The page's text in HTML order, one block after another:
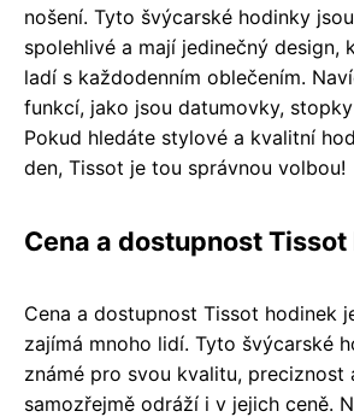
nošení. Tyto švýcarské hodinky
spolehlivé a mají jedinečný design,
ladí s každodenním oblečením.
funkcí, jako jsou datumovky,
Pokud hledáte stylové a kvalitní
den, Tissot je tou správnou volbou!
Cena a dostupnost
Cena a dostupnost Tissot hodinek
zajímá mnoho lidí. Tyto švýcarské
známé pro svou kvalitu, preciznost
samozřejmě odráží i v jejich ceně.